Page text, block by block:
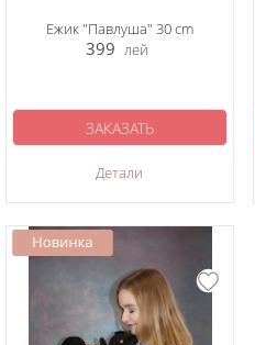
Ежик "Павлуша" 30 cm
399 лей
Детали
ЗАКАЗАТЬ